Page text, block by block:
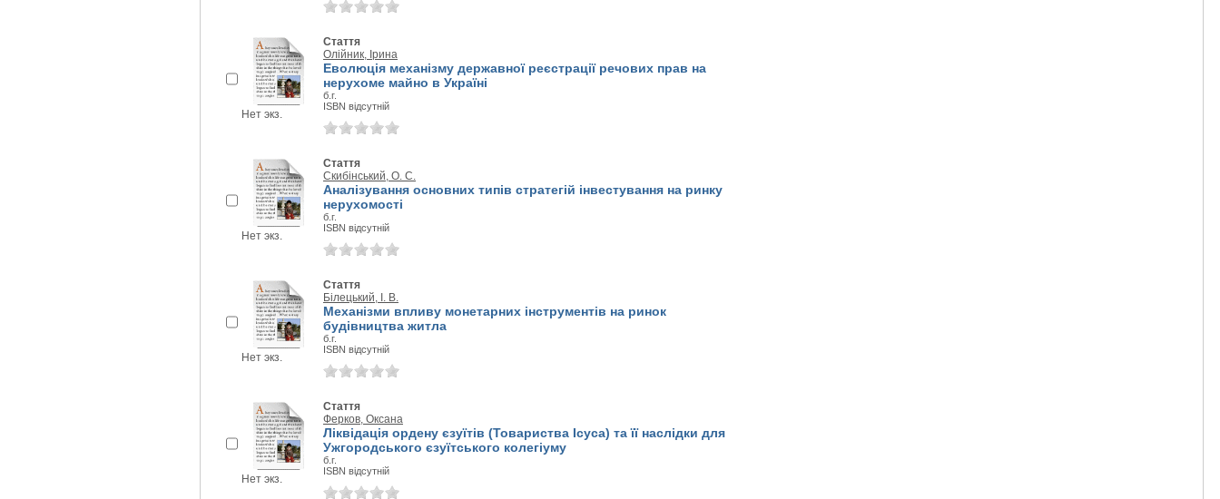
Нет экз.
Стаття
Олійник, Ірина
Еволюція механізму державної реєстрації речових прав на
нерухоме майно в Україні
б.г.
ISBN відсутній
Нет экз.
Стаття
Скибінський, О. С.
Аналізування основних типів стратегій інвестування на ринку
нерухомості
б.г.
ISBN відсутній
Нет экз.
Стаття
Білецький, І. В.
Механізми впливу монетарних інструментів на ринок
будівництва житла
б.г.
ISBN відсутній
Нет экз.
Стаття
Ферков, Оксана
Ліквідація ордену єзуїтів (Товариства Ісуса) та її наслідки для
Ужгородського єзуїтського колегіуму
б.г.
ISBN відсутній